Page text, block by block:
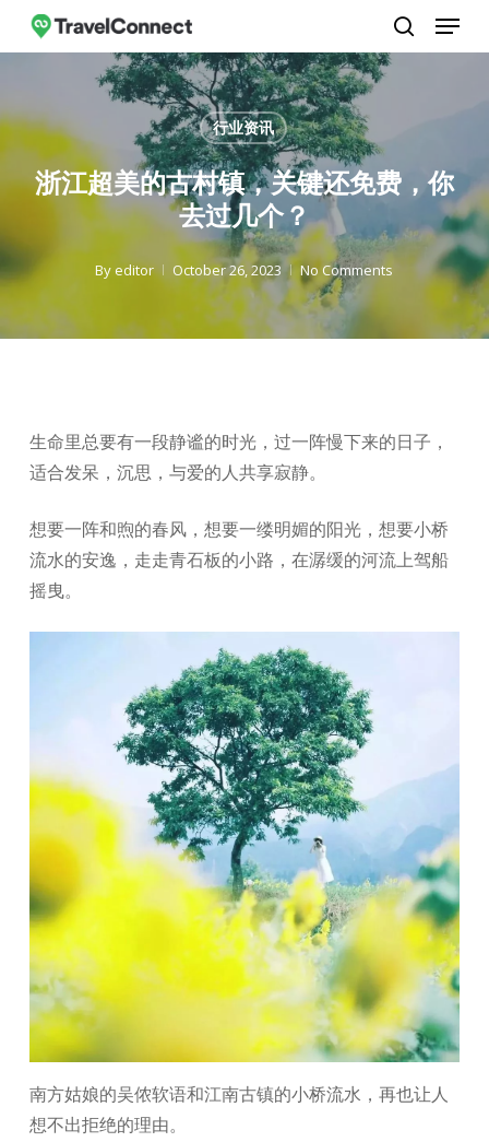
Skip
content
search
Menu
行业资讯
浙江超美的古村镇，关键还免费，你
去过几个？
Byeditor October 26, 2023 No Comments
生命里总要有一段静谧的时光，过一阵慢下来的日子，
适合发呆，沉思，与爱的人共享寂静。
想要一阵和煦的春风，想要一缕明媚的阳光，想要小桥
流水的安逸，走走青石板的小路，在潺缓的河流上驾船
摇曳。
南方姑娘的吴侬软语和江南古镇的小桥流水，再也让人
想不出拒绝的理由。